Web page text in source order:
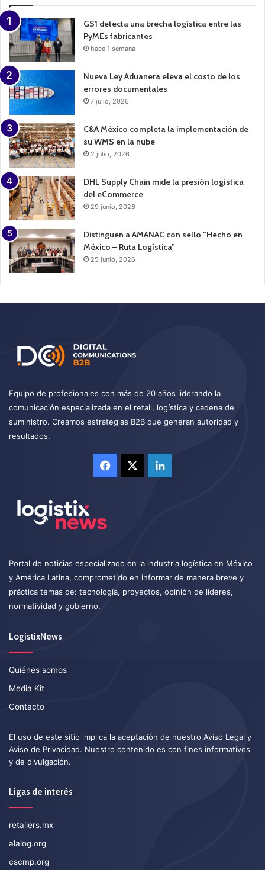
n
GS1 detecta una brecha logística entre las
PyMEs fabricantes
hace 1 semana
Nueva Ley Aduanera eleva el costo de los
errores documentales
7 julio, 2026
C&A México completa la implementación de
su WMS en la nube
2 julio, 2026
DHL Supply Chain mide la presión logística
del eCommerce
29 junio, 2026
Distinguen a AMANAC con sello “Hecho en
México – Ruta Logística”
25 junio, 2026
Equipo de profesionales con más de 20 años liderando la
comunicación especializada en el retail, logística y cadena de
suministro. Creamos estrategias B2B que generan autoridad y
resultados.
Facebook LinkedIn
Portal de noticias especializado en la industria logística en México
y América Latina, comprometido en informar de manera breve y
práctica temas de: tecnología, proyectos, opinión de líderes,
normatividad y gobierno.
LogistixNews
Quiénes somos
Media Kit
Contacto
El uso de este sitio implica la aceptación de nuestro Aviso Legal y
Aviso de Privacidad. Nuestro contenido es con fines informativos
y de divulgación.
Ligas de interés
retailers.mx
alalog.org
cscmp.org